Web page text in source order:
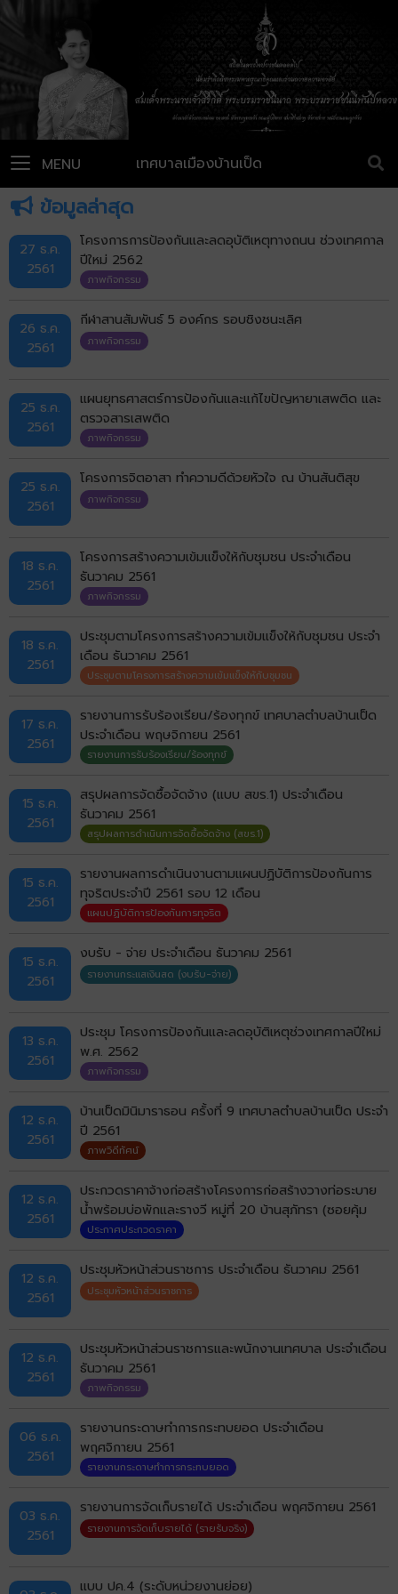
เทศบาลเมืองบ้านเป็ด
MENU
ข้อมูลล่าสุด
27 ธ.ค.
2561
โครงการการป้องกันและลดอุบัติเหตุทางถนน ช่วงเทศกาล
ปีใหม่ 2562
ภาพกิจกรรม
26 ธ.ค.
2561
กีฬาสานสัมพันธ์ 5 องค์กร รอบชิงชนะเลิศ
ภาพกิจกรรม
25 ธ.ค.
2561
แผนยุทธศาสตร์การป้องกันและแก้ไขปัญหายาเสพติด และ
ตรวจสารเสพติด
ภาพกิจกรรม
25 ธ.ค.
2561
โครงการจิตอาสา ทำความดีด้วยหัวใจ ณ บ้านสันติสุข
ภาพกิจกรรม
18 ธ.ค.
2561
โครงการสร้างความเข้มแข็งให้กับชุมชน ประจำเดือน
ธันวาคม 2561
ภาพกิจกรรม
18 ธ.ค.
2561
ประชุมตามโครงการสร้างความเข้มแข็งให้กับชุมชน ประจำ
เดือน ธันวาคม 2561
ประชุมตามโครงการสร้างความเข้มแข็งให้กับชุมชน
17 ธ.ค.
2561
รายงานการรับร้องเรียน/ร้องทุกข์ เทศบาลตำบลบ้านเป็ด
ประจำเดือน พฤษจิกายน 2561
รายงานการรับร้องเรียน/ร้องทุกข์
15 ธ.ค.
2561
สรุปผลการจัดซื้อจัดจ้าง (แบบ สขร.1) ประจำเดือน
ธันวาคม 2561
สรุปผลการดำเนินการจัดซื้อจัดจ้าง (สขร.1)
15 ธ.ค.
2561
รายงานผลการดำเนินงานตามแผนปฏิบัติการป้องกันการ
ทุจริตประจำปี 2561 รอบ 12 เดือน
แผนปฏิบัติการป้องกันการทุจริต
15 ธ.ค.
2561
งบรับ - จ่าย ประจำเดือน ธันวาคม 2561
รายงานกระแสเงินสด (งบรับ-จ่าย)
13 ธ.ค.
2561
ประชุม โครงการป้องกันและลดอุบัติเหตุช่วงเทศกาลปีใหม่
พ.ศ. 2562
ภาพกิจกรรม
12 ธ.ค.
2561
บ้านเป็ดมินิมาราธอน ครั้งที่ 9 เทศบาลตำบลบ้านเป็ด ประจำ
ปี 2561
ภาพวิดีทัศน์
12 ธ.ค.
2561
ประกวดราคาจ้างก่อสร้างโครงการก่อสร้างวางท่อระบาย
น้ำพร้อมบ่อพักและรางวี หมู่ที่ 20 บ้านสุภัทรา (ซอยคุ้ม
หนองคลอง) ตำบลบ้านเป็ด อำเภอเมืองขอนแก่น ด้วยวิธี
ประกาศประกวดราคา
12 ธ.ค.
2561
ประชุมหัวหน้าส่วนราชการ ประจำเดือน ธันวาคม 2561
ประชุมหัวหน้าส่วนราชการ
12 ธ.ค.
2561
ประชุมหัวหน้าส่วนราชการและพนักงานเทศบาล ประจำเดือน
ธันวาคม 2561
ภาพกิจกรรม
06 ธ.ค.
2561
รายงานกระดาษทำการกระทบยอด ประจำเดือน
พฤศจิกายน 2561
รายงานกระดาษทำการกระทบยอด
03 ธ.ค.
2561
รายงานการจัดเก็บรายได้ ประจำเดือน พฤศจิกายน 2561
รายงานการจัดเก็บรายได้ (รายรับจริง)
เเบบ ปค.4 (ระดับหน่วยงานย่อย)